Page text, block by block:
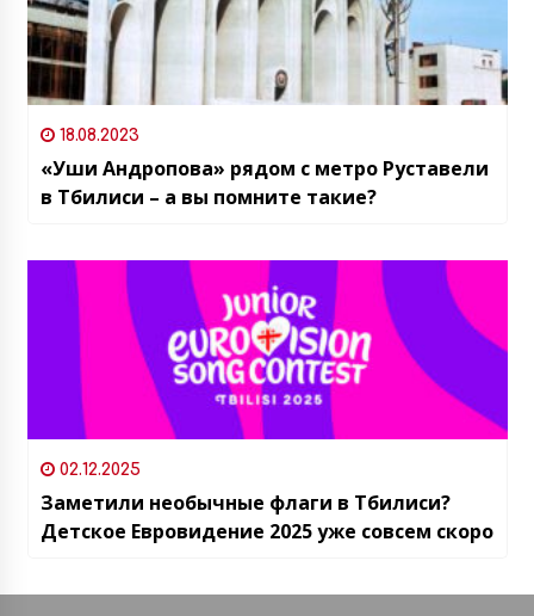
18.08.2023
«Уши Андропова» рядом с метро Руставели
в Тбилиси – а вы помните такие?
02.12.2025
Заметили необычные флаги в Тбилиси?
Детское Евровидение 2025 уже совсем скоро